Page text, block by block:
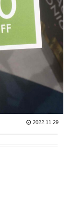
2022.11.29